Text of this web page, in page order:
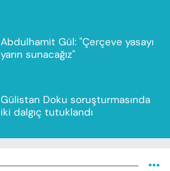
Abdulhamit Gül: "Çerçeve yasayı
yarın sunacağız"
Gülistan Doku soruşturmasında
iki dalgıç tutuklandı